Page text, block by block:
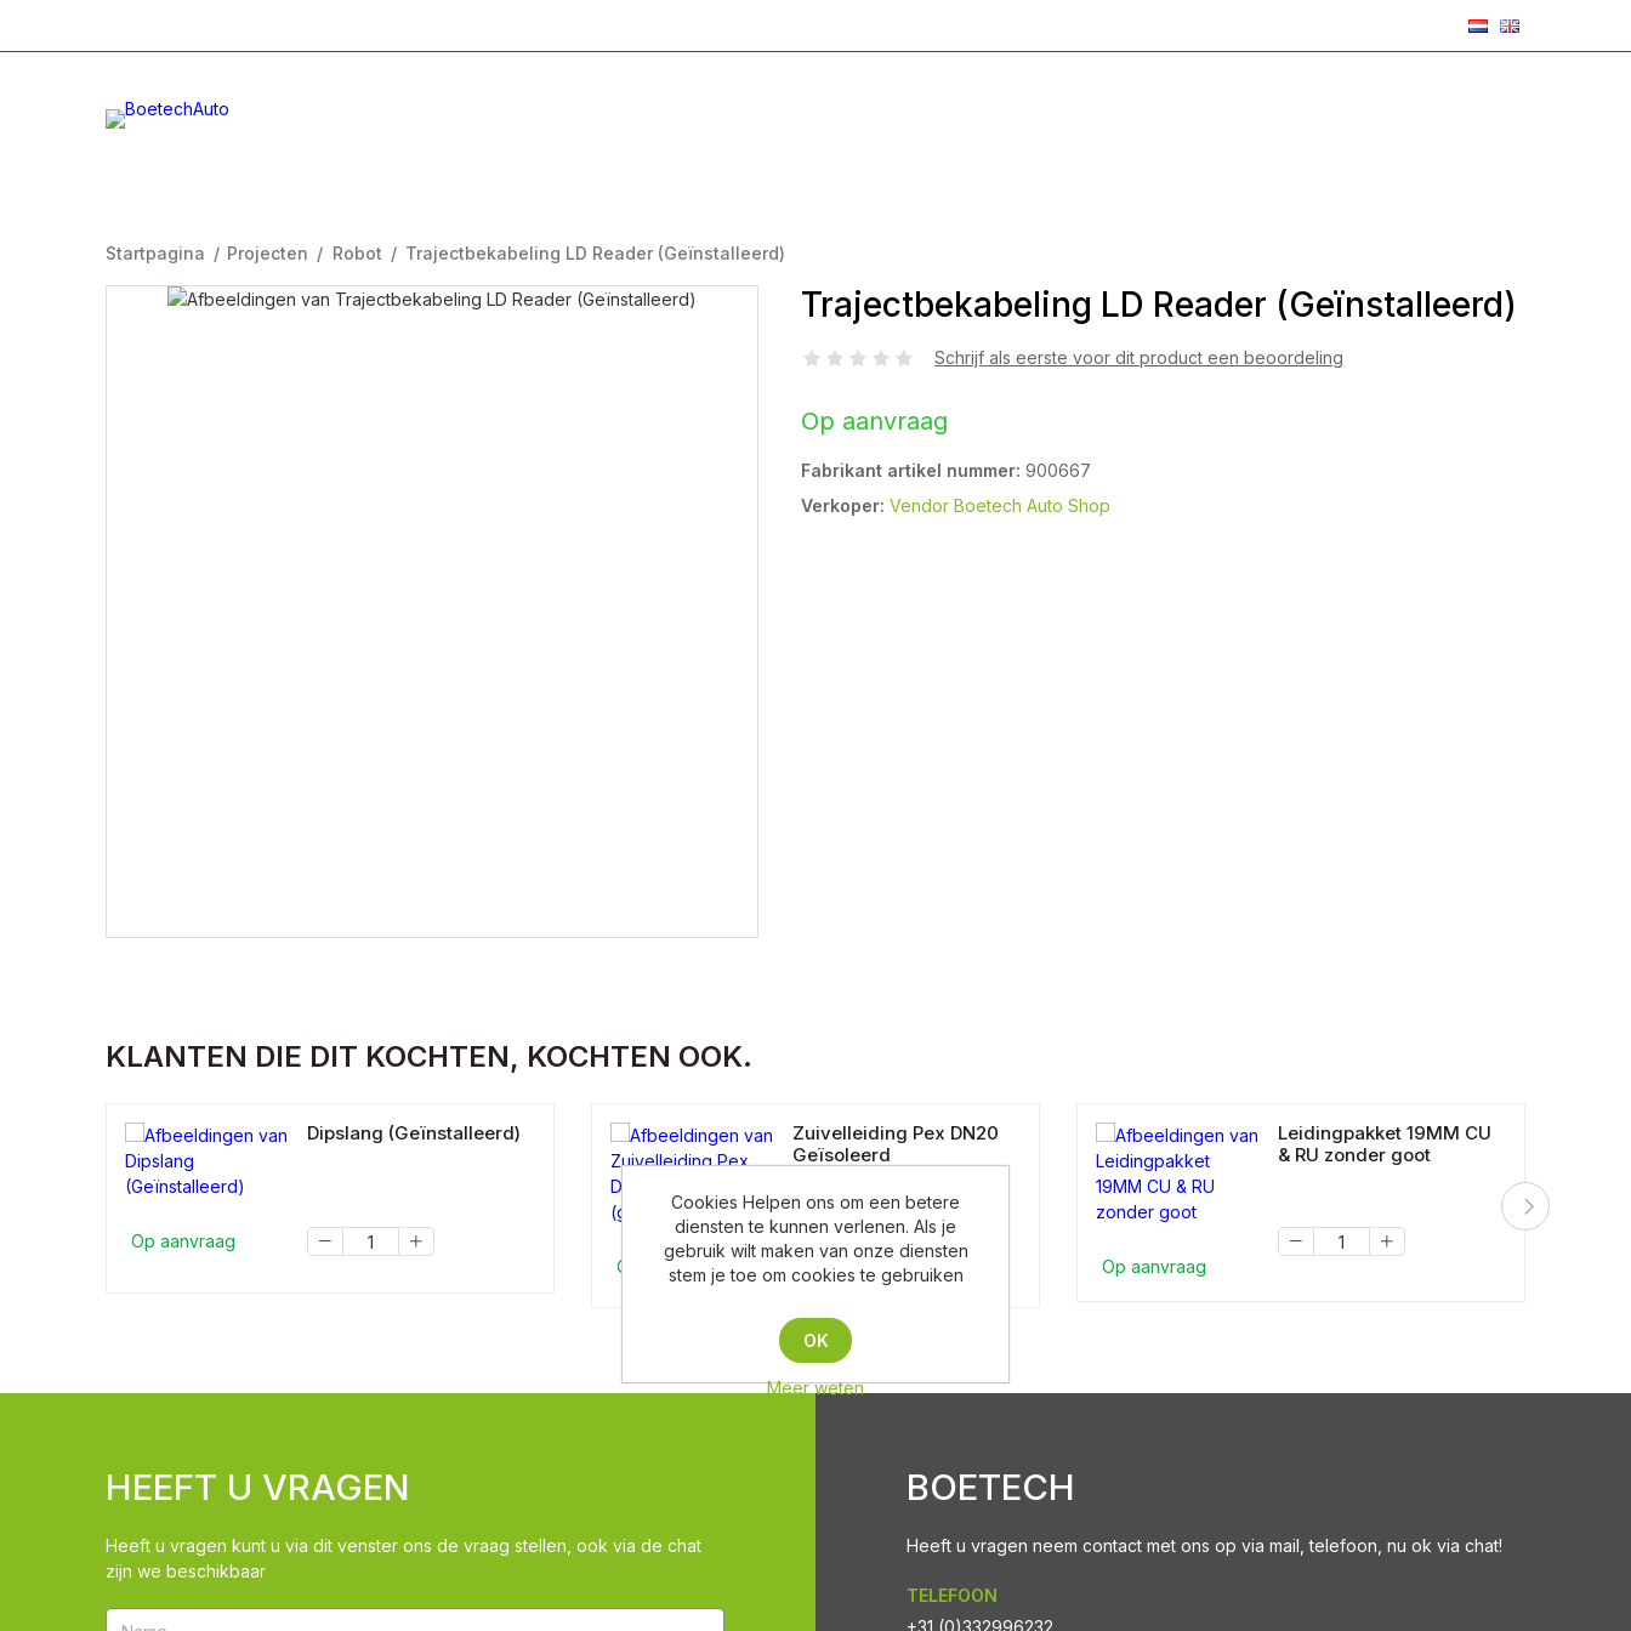
Startpagina / Projecten / Robot / Trajectbekabeling LD Reader (Geïnstalleerd)
Trajectbekabeling LD Reader (Geïnstalleerd)
Schrijf als eerste voor dit product een beoordeling
Op aanvraag
Fabrikant artikel nummer: 900667
Verkoper: Vendor Boetech Auto Shop
KLANTEN DIE DIT KOCHTEN, KOCHTEN OOK.
Op aanvraag
Dipslang (Geïnstalleerd)
Op aanvraag
Zuivelleiding Pex DN20
Geïsoleerd
Op aanvraag
Leidingpakket 19MM CU
& RU zonder goot
HEEFT U VRAGEN
Heeft u vragen kunt u via dit venster ons de vraag stellen, ook via de chat
zijn we beschikbaar
BOETECH
Heeft u vragen neem contact met ons op via mail, telefoon, nu ok via chat!
TELEFOON
Cookies Helpen ons om een betere
diensten te kunnen verlenen. Als je
gebruik wilt maken van onze diensten
stem je toe om cookies te gebruiken
OK
Meer weten